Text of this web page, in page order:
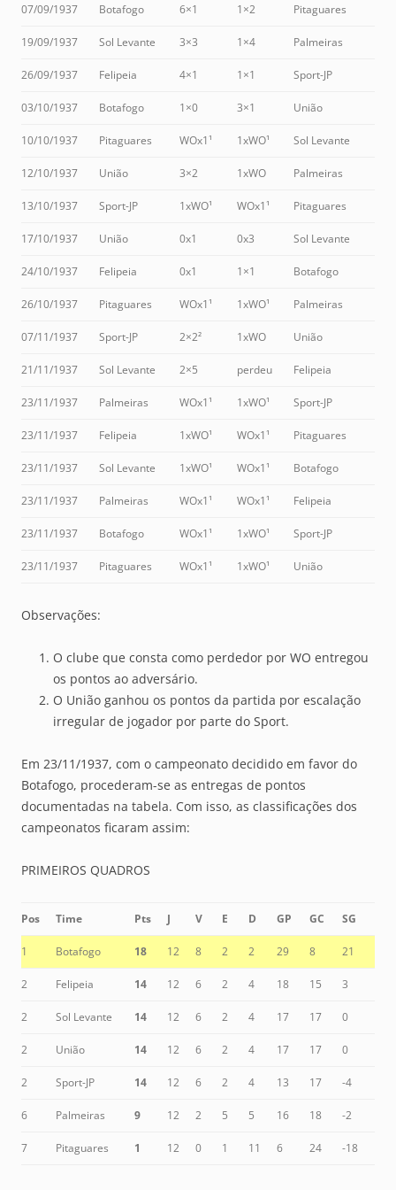
07/09/1937 Botafogo 6×1 1×2 Pitaguares
19/09/1937 Sol Levante 3×3 1×4 Palmeiras
26/09/1937 Felipeia 4×1 1×1 Sport-JP
03/10/1937 Botafogo 1×0 3×1 União
10/10/1937 Pitaguares WOx1¹ 1xWO¹ Sol Levante
12/10/1937 União 3×2 1xWO Palmeiras
13/10/1937 Sport-JP 1xWO¹ WOx1¹ Pitaguares
17/10/1937 União 0x1 0x3 Sol Levante
24/10/1937 Felipeia 0x1 1×1 Botafogo
26/10/1937 Pitaguares WOx1¹ 1xWO¹ Palmeiras
07/11/1937 Sport-JP 2×2² 1xWO União
21/11/1937 Sol Levante 2×5 perdeu Felipeia
23/11/1937 Palmeiras WOx1¹ 1xWO¹ Sport-JP
23/11/1937 Felipeia 1xWO¹ WOx1¹ Pitaguares
23/11/1937 Sol Levante 1xWO¹ WOx1¹ Botafogo
23/11/1937 Palmeiras WOx1¹ WOx1¹ Felipeia
23/11/1937 Botafogo WOx1¹ 1xWO¹ Sport-JP
23/11/1937 Pitaguares WOx1¹ 1xWO¹ União
Observações:
O clube que consta como perdedor por WO entregou
os pontos ao adversário.
O União ganhou os pontos da partida por escalação
irregular de jogador por parte do Sport.
Em 23/11/1937, com o campeonato decidido em favor do
Botafogo, procederam-se as entregas de pontos
documentadas na tabela. Com isso, as classificações dos
campeonatos ficaram assim:
PRIMEIROS QUADROS
Pos Time Pts J V E D GP GC SG
1 Botafogo 18 12 8 2 2 29 8 21
2 Felipeia 14 12 6 2 4 18 15 3
2 Sol Levante 14 12 6 2 4 17 17 0
2 União 14 12 6 2 4 17 17 0
2 Sport-JP 14 12 6 2 4 13 17 -4
6 Palmeiras 9 12 2 5 5 16 18 -2
7 Pitaguares 1 12 0 1 11 6 24 -18